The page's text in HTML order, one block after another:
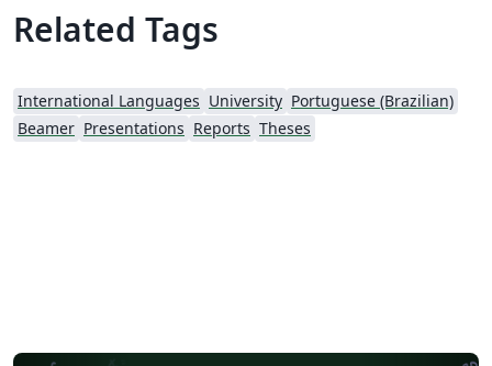
Related Tags
International Languages University Portuguese (Brazilian)
Beamer Presentations Reports Theses